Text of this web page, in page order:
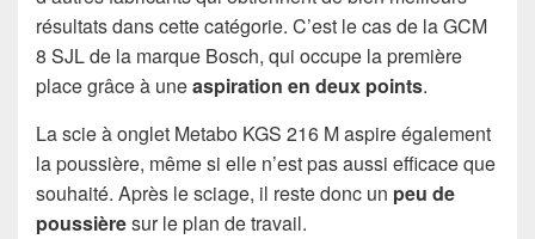
résultats dans cette catégorie. C’est le cas de la GCM
8 SJL de la marque Bosch, qui occupe la première
place grâce à uneaspiration en deux points.
La scie à onglet Metabo KGS 216 M aspire également
la poussière, même si elle n’est pas aussi efficace que
souhaité. Après le sciage, il reste donc un peu de
poussièresur le plan de travail.